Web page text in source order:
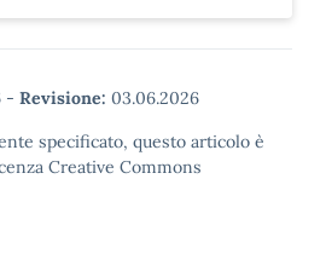
- Revisione: 03.06.2026
specificato, questo articolo è
Creative Commons